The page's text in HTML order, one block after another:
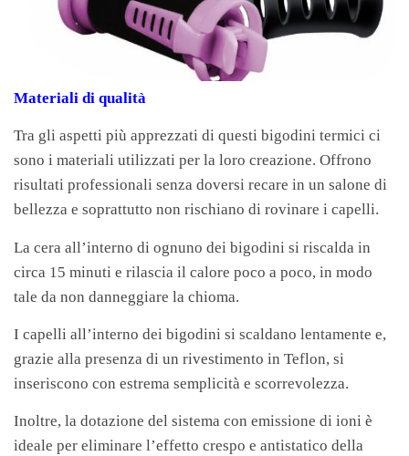
Materiali di qualità
Tra gli aspetti più apprezzati di questi bigodini termici ci
sono i materiali utilizzati per la loro creazione. Offrono
risultati professionali senza doversi recare in un salone di
bellezza e soprattutto non rischiano di rovinare i capelli.
La cera all’interno di ognuno dei bigodini si riscalda in
circa 15 minuti e rilascia il calore poco a poco, in modo
tale da non danneggiare la chioma.
I capelli all’interno dei bigodini si scaldano lentamente e,
grazie alla presenza di un rivestimento in Teflon, si
inseriscono con estrema semplicità e scorrevolezza.
Inoltre, la dotazione del sistema con emissione di ioni è
ideale per eliminare l’effetto crespo e antistatico della